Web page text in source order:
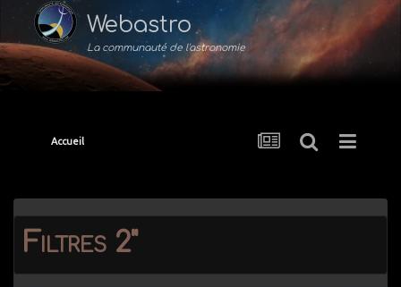
Webastro
La communauté de l'astronomie
Accueil
Filtres 2"